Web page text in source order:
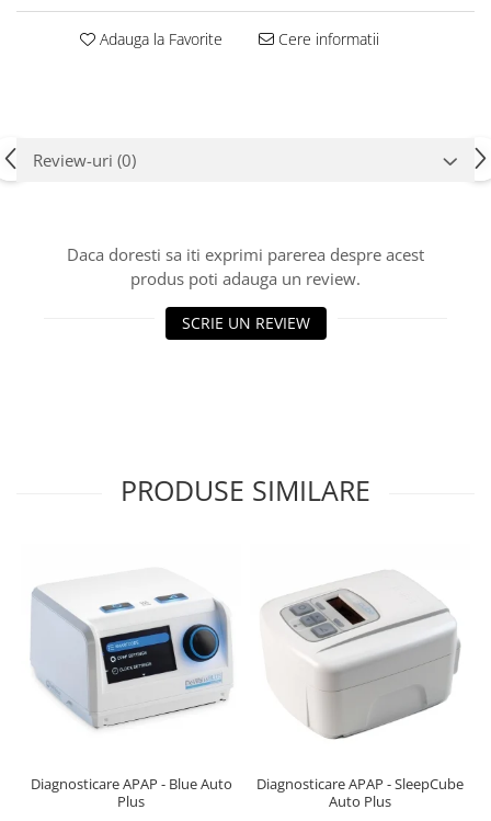
Adauga la Favorite Cere informatii
Review-uri (0)
Daca doresti sa iti exprimi parerea despre acest
produs poti adauga un review.
SCRIE UN REVIEW
PRODUSE SIMILARE
Diagnosticare APAP - Blue Auto
Plus
Diagnosticare APAP - SleepCube
Auto Plus